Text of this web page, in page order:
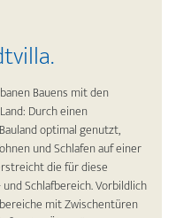
Bauens mit den
Durch einen
optimal genutzt,
und Schlafen auf einer
die für diese
Schlafbereich. Vorbildlich
mit Zwischentüren